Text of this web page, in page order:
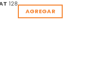
128
AGREGAR